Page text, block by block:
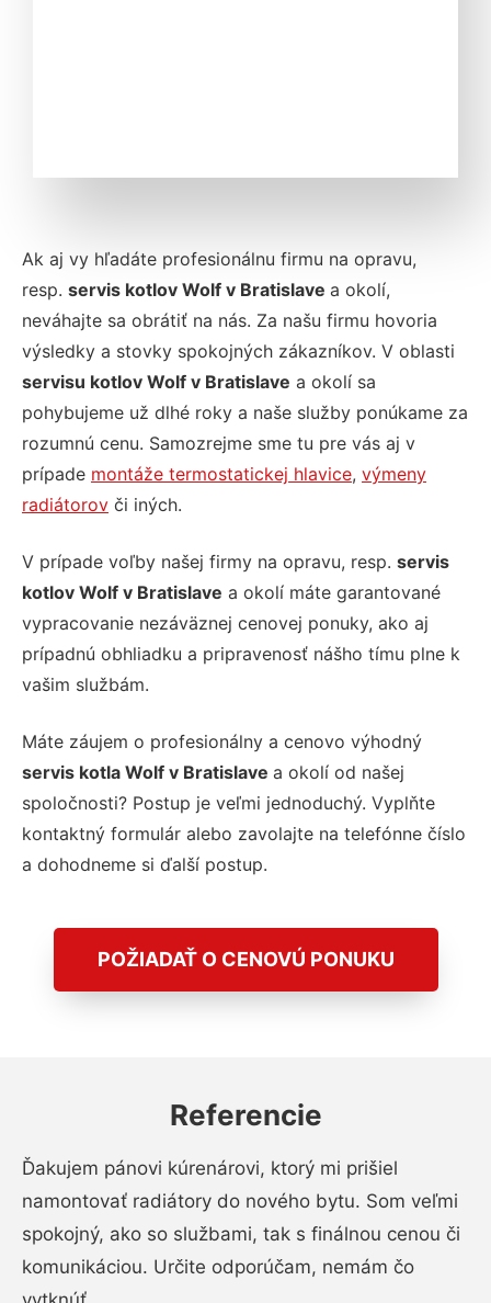
Ak aj vy hľadáte profesionálnu firmu na opravu,
resp. servis kotlov Wolf v Bratislave a okolí,
neváhajte sa obrátiť na nás. Za našu firmu hovoria
výsledky a stovky spokojných zákazníkov. V oblasti
servisu kotlov Wolf v Bratislave a okolí sa
pohybujeme už dlhé roky a naše služby ponúkame za
rozumnú cenu. Samozrejme sme tu pre vás aj v
prípade montáže termostatickej hlavice, výmeny
radiátorov či iných.
V prípade voľby našej firmy na opravu, resp. servis
kotlov Wolf v Bratislave a okolí máte garantované
vypracovanie nezáväznej cenovej ponuky, ako aj
prípadnú obhliadku a pripravenosť nášho tímu plne k
vašim službám.
Máte záujem o profesionálny a cenovo výhodný
servis kotla Wolf v Bratislave a okolí od našej
spoločnosti? Postup je veľmi jednoduchý. Vyplňte
kontaktný formulár alebo zavolajte na telefónne číslo
a dohodneme si ďalší postup.
POŽIADAŤ O CENOVÚ PONUKU
Referencie
Ďakujem pánovi kúrenárovi, ktorý mi prišiel
namontovať radiátory do nového bytu. Som veľmi
spokojný, ako so službami, tak s finálnou cenou či
komunikáciou. Určite odporúčam, nemám čo